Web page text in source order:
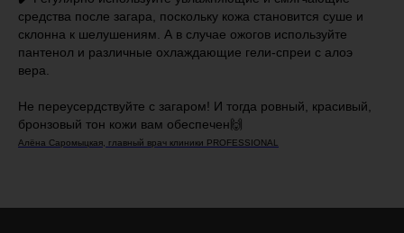
средства после загара, поскольку кожа становится суше и
склонна к шелушениям. А в случае ожогов используйте
пантенол и различные охлаждающие гели-спреи с алоэ
вера.
Не переусердствуйте с загаром! И тогда ровный, красивый,
бронзовый тон кожи вам обеспечен🙌
Алёна Саромыцкая, главный врач клиники PROFESSIONAL